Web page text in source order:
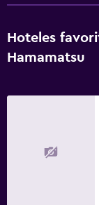
Hoteles
Hamamatsu